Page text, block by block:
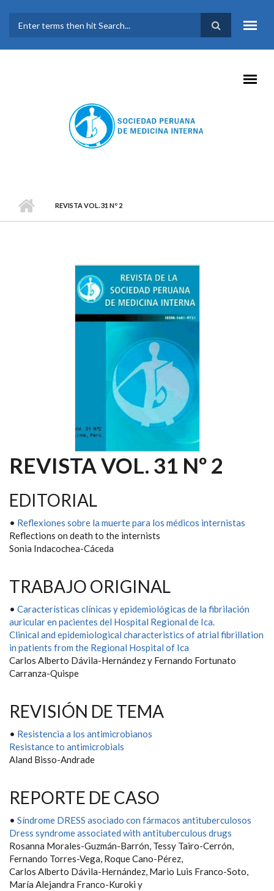
FORMULARIO DE
BÚSQUEDA
REVISTA VOL. 31 Nº 2
REVISTA VOL. 31 Nº 2
EDITORIAL
• Reflexiones sobre la muerte para los médicos internistas
Reflections on death to the internists
Sonia Indacochea-Cáceda
TRABAJO ORIGINAL
• Características clínicas y epidemiológicas de la fibrilación
auricular en pacientes del Hospital Regional de Ica.
Clinical and epidemiological characteristics of atrial fibrillation
in patients from the Regional Hospital of Ica
Carlos Alberto Dávila-Hernández y Fernando Fortunato
Carranza-Quispe
REVISIÓN DE TEMA
• Resistencia a los antimicrobianos
Resistance to antimicrobials
Aland Bisso-Andrade
REPORTE DE CASO
• Síndrome DRESS asociado con fármacos antituberculosos
Dress syndrome associated with antituberculous drugs
Rosanna Morales-Guzmán-Barrón, Tessy Tairo-Cerrón,
Fernando Torres-Vega, Roque Cano-Pérez,
Carlos Alberto Dávila-Hernández, Mario Luis Franco-Soto,
María Alejandra Franco-Kuroki y